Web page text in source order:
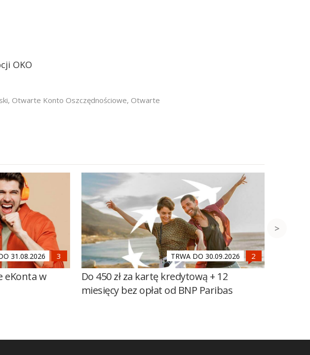
OKO
, Otwarte Konto Oszczędnościowe, Otwarte
31.08.2026
eKonta w
TRWA DO 30.09.2026
Do 450 zł za kartę kredytową + 12
miesięcy bez opłat od BNP Paribas